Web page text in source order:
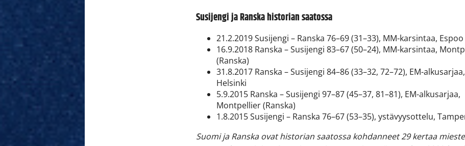
Susijengi ja Ranska historian saatossa
21.2.2019 Susijengi – Ranska 76–69 (31–33), MM-karsintaa, Espoo
16.9.2018 Ranska – Susijengi 83–67 (50–24), MM-karsintaa,
(Ranska)
31.8.2017 Ranska – Susijengi 84–86 (33–32, 72–72), EM-alkusarjaa,
Helsinki
5.9.2015 Ranska – Susijengi 97–87 (45–37, 81–81), EM-alkusarjaa,
Montpellier (Ranska)
1.8.2015 Susijengi – Ranska 76–67 (53–35), ystävyysottelu,
Suomi ja Ranska ovat historian saatossa kohdanneet 29 kertaa